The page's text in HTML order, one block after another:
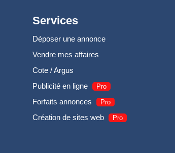
Services
Déposer une annonce
Vendre mes affaires
Cote / Argus
Publicité en ligne
Pro
Forfaits annonces Pro
Création de sites web Pro